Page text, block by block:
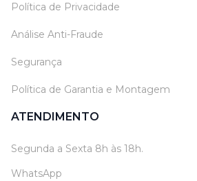
Política de Privacidade
Análise Anti-Fraude
Segurança
Política de Garantia e Montagem
ATENDIMENTO
Segunda a Sexta 8h às 18h.
WhatsApp